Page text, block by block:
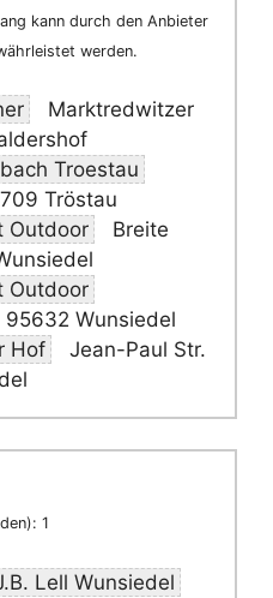
kann durch den Anbieter
werden.
Marktredwitzer
Troestau
Tröstau
Outdoor
Breite
Outdoor
95632 Wunsiedel
Hof
Jean-Paul Str.
1
Lell Wunsiedel